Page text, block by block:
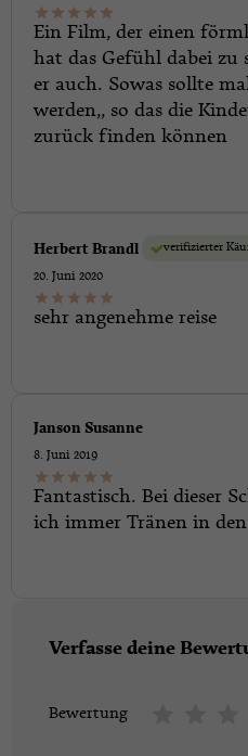
Ein Film, der einen
hat das Gefühl dabei
er auch. Sowas sollte
werden,, so das die
zurück finden können
Herbert Brandl verifizierter
20. Juni 2020
sehr angenehme reise
Janson Susanne
8. Juni 2019
Fantastisch. Bei dieser
ich immer Tränen in
Verfasse deine
Bewertung